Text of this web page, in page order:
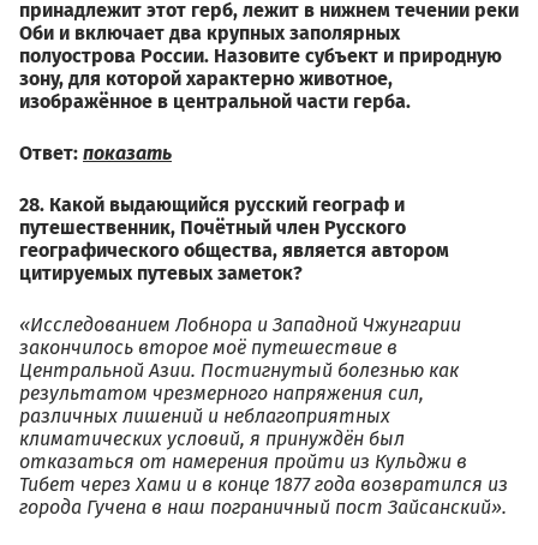
принадлежит этот герб, лежит в нижнем течении реки
Оби и включает два крупных заполярных
полуострова России. Назовите субъект и природную
зону, для которой характерно животное,
изображённое в центральной части герба.
Ответ: показать
28. Какой выдающийся русский географ и
путешественник, Почётный член Русского
географического общества, является автором
цитируемых путевых заметок?
«Исследованием Лобнора и Западной Чжунгарии
закончилось второе моё путешествие в
Центральной Азии. Постигнутый болезнью как
результатом чрезмерного напряжения сил,
различных лишений и неблагоприятных
климатических условий, я принуждён был
отказаться от намерения пройти из Кульджи в
Тибет через Хами и в конце 1877 года возвратился из
города Гучена в наш пограничный пост Зайсанский».